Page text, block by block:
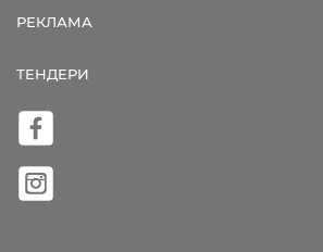
РЕКЛАМА
ТЕНДЕРИ